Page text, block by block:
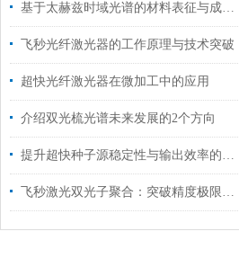
基于太赫兹时域光谱的材料表征与成分分析方法
飞秒光纤激光器的工作原理与技术突破
超快光纤激光器在微加工中的应用
介绍双光梳光谱未来发展的2个方向
提升超快种子源稳定性与输出效率的技术优化方法
飞秒激光双光子聚合：突破精度极限的纳米三维制造技术